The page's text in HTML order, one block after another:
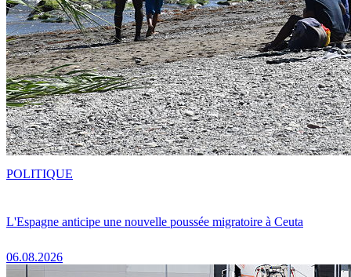
L'Espagne anticipe une nouvelle poussée migratoire à Ceuta
06.08.2026
POLITIQUE